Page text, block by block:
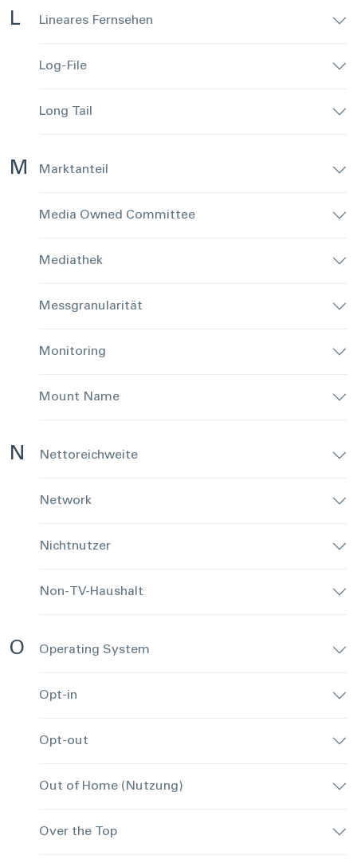
L Lineares Fernsehen
Log-File
Long Tail
M Marktanteil
Media Owned Committee
Mediathek
Messgranularität
Monitoring
Mount Name
N Nettoreichweite
Network
Nichtnutzer
Non-TV-Haushalt
O Operating System
Opt-in
Opt-out
Out of Home (Nutzung)
Over the Top